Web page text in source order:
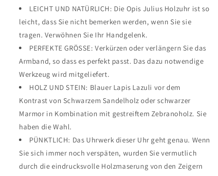
LEICHT UND NATÜRLICH: Die Opis Julius Holzuhr ist so
leicht, dass Sie nicht bemerken werden, wenn Sie sie
tragen. Verwöhnen Sie Ihr Handgelenk.
PERFEKTE GRÖSSE: Verkürzen oder verlängern Sie das
Armband, so dass es perfekt passt. Das dazu notwendige
Werkzeug wird mitgeliefert.
HOLZ UND STEIN: Blauer Lapis Lazuli vor dem
Kontrast von Schwarzem Sandelholz oder schwarzer
Marmor in Kombination mit gestreiftem Zebranoholz. Sie
haben die Wahl.
PÜNKTLICH: Das Uhrwerk dieser Uhr geht genau. Wenn
Sie sich immer noch verspäten, wurden Sie vermutlich
durch die eindrucksvolle Holzmaserung von den Zeigern